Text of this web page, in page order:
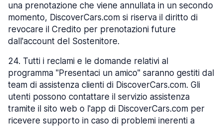
una prenotazione che viene annullata in un secondo
momento, DiscoverCars.com si riserva il diritto di
revocare il Credito per prenotazioni future
dall'account del Sostenitore.
24. Tutti i reclami e le domande relativi al
programma "Presentaci un amico" saranno gestiti dal
team di assistenza clienti di DiscoverCars.com. Gli
utenti possono contattare il servizio assistenza
tramite il sito web o l'app di DiscoverCars.com per
ricevere supporto in caso di problemi inerenti a